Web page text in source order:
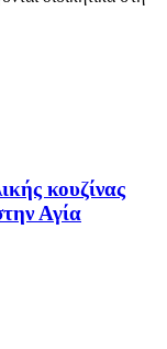
κουζίνας
Αγία